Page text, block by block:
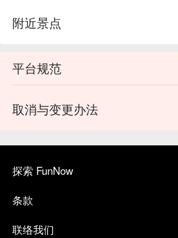
附近景点
平台规范
取消与变更办法
探索 FunNow
条款
联络我们